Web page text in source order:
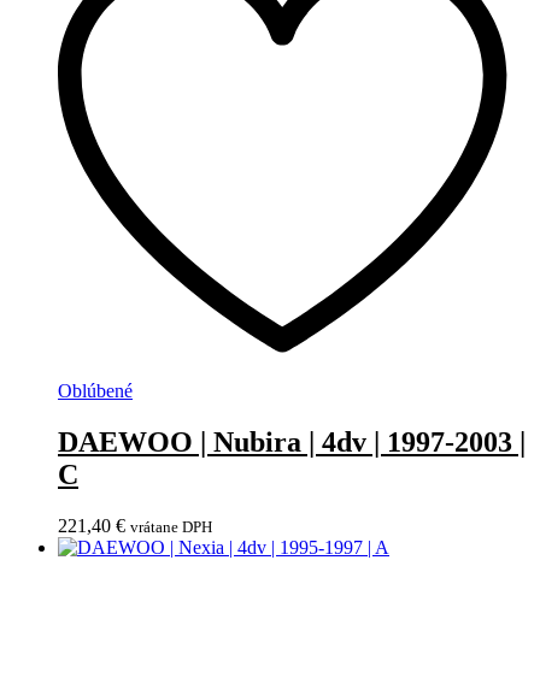
Oblúbené
DAEWOO | Nubira | 4dv | 1997-2003 |
C
221,40 € vrátane DPH